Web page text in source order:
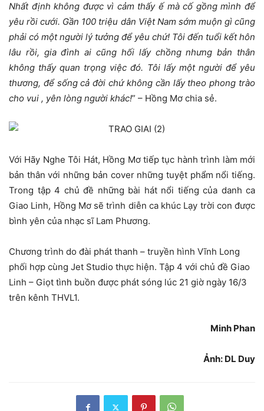
Nhất định không được vì cảm thấy ế mà cố gồng mình để
yêu rồi cưới. Gần 100 triệu dân Việt Nam sớm muộn gì cũng
phải có một người lý tưởng để yêu chứ! Tôi đến tuổi kết hôn
lâu rồi, gia đình ai cũng hối lấy chồng nhưng bản thân
không thấy quan trọng việc đó. Tôi lấy một người để yêu
thương, để sống cả đời chứ không cần lấy theo phong trào
cho vui , yên lòng người khác!” – Hồng Mơ chia sẻ.
Với Hãy Nghe Tôi Hát, Hồng Mơ tiếp tục hành trình làm mới
bản thân với những bản cover những tuyệt phẩm nổi tiếng.
Trong tập 4 chủ đề những bài hát nổi tiếng của danh ca
Giao Linh, Hồng Mơ sẽ trình diễn ca khúc Lạy trời con được
bình yên của nhạc sĩ Lam Phương.
Chương trình do đài phát thanh – truyền hình Vĩnh Long
phối hợp cùng Jet Studio thực hiện. Tập 4 với chủ đề Giao
Linh – Giọt tình buồn được phát sóng lúc 21 giờ ngày 16/3
trên kênh THVL1.
Minh Phan
Ảnh: DL Duy